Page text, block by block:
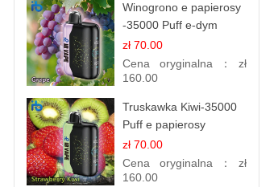
Winogrono e papierosy
-35000 Puff e-dym
zł 70.00
Cena oryginalna： zł
160.00
Truskawka Kiwi-35000
Puff e papierosy
(Ibvape Bar)
zł 70.00
Cena oryginalna： zł
160.00